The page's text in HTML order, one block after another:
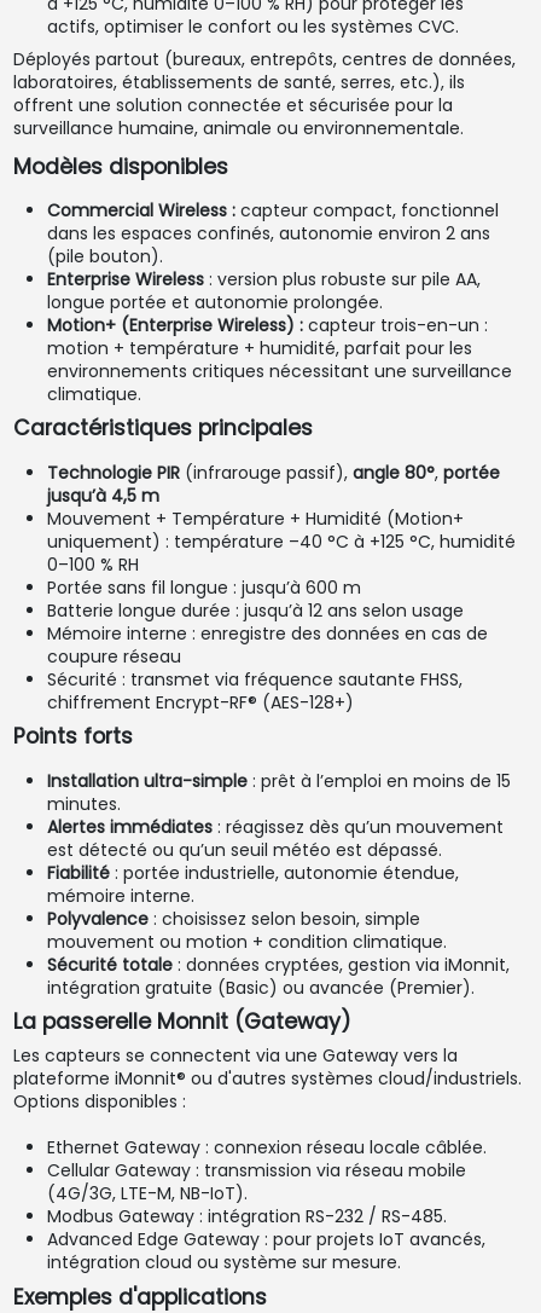
actifs, optimiser le confort ou les systèmes CVC.
Déployés partout (bureaux, entrepôts, centres de données,
laboratoires, établissements de santé, serres, etc.), ils
offrent une solution connectée et sécurisée pour la
surveillance humaine, animale ou environnementale.
Modèles disponibles
Commercial Wireless :capteur compact, fonctionnel
dans les espaces confinés, autonomie environ 2 ans
(pile bouton).
Enterprise Wireless: version plus robuste sur pile AA,
longue portée et autonomie prolongée.
Motion+ (Enterprise Wireless) :capteur trois-en-un :
motion + température + humidité, parfait pour les
environnements critiques nécessitant une surveillance
climatique.
Caractéristiques principales
Technologie PIR(infrarouge passif), angle 80°, portée
jusqu’à 4,5 m
Mouvement + Température + Humidité (Motion+
uniquement) : température –40 °C à +125 °C, humidité
0–100 % RH
Portée sans fil longue : jusqu’à 600 m
Batterie longue durée : jusqu’à 12 ans selon usage
Mémoire interne : enregistre des données en cas de
coupure réseau
Sécurité : transmet via fréquence sautante FHSS,
chiffrement Encrypt-RF® (AES-128+)
Points forts
Installation ultra-simple: prêt à l’emploi en moins de 15
minutes.
Alertes immédiates: réagissez dès qu’un mouvement
est détecté ou qu’un seuil météo est dépassé.
Fiabilité: portée industrielle, autonomie étendue,
mémoire interne.
Polyvalence: choisissez selon besoin, simple
mouvement ou motion + condition climatique.
Sécurité totale: données cryptées, gestion via iMonnit,
intégration gratuite (Basic) ou avancée (Premier).
La passerelle Monnit (Gateway)
Les capteurs se connectent via une Gateway vers la
plateforme iMonnit® ou d'autres systèmes cloud/industriels.
Options disponibles :
Ethernet Gateway : connexion réseau locale câblée.
Cellular Gateway : transmission via réseau mobile
(4G/3G, LTE-M, NB-IoT).
Modbus Gateway : intégration RS-232 / RS-485.
Advanced Edge Gateway : pour projets IoT avancés,
intégration cloud ou système sur mesure.
Exemples d'applications